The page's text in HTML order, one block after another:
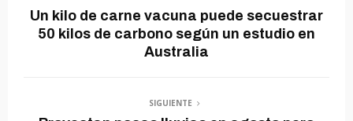
Un kilo de carne vacuna puede secuestrar
50 kilos de carbono según un estudio en
Australia
SIGUIENTE